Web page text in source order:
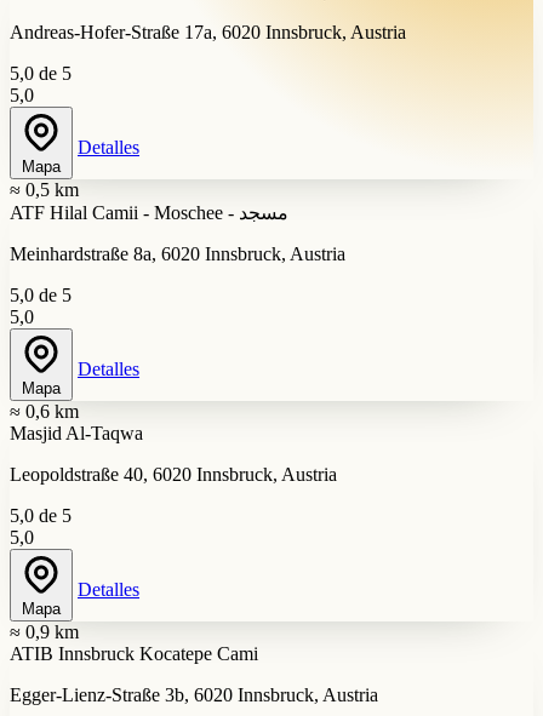
Andreas-Hofer-Straße 17a, 6020 Innsbruck, Austria
5,0 de 5
5,0
Mapa
Detalles
≈ 0,5 km
ATF Hilal Camii - Moschee - مسجد
Meinhardstraße 8a, 6020 Innsbruck, Austria
5,0 de 5
5,0
Mapa
Detalles
≈ 0,6 km
Masjid Al-Taqwa
Leopoldstraße 40, 6020 Innsbruck, Austria
5,0 de 5
5,0
Mapa
Detalles
≈ 0,9 km
ATIB Innsbruck Kocatepe Cami
Egger-Lienz-Straße 3b, 6020 Innsbruck, Austria